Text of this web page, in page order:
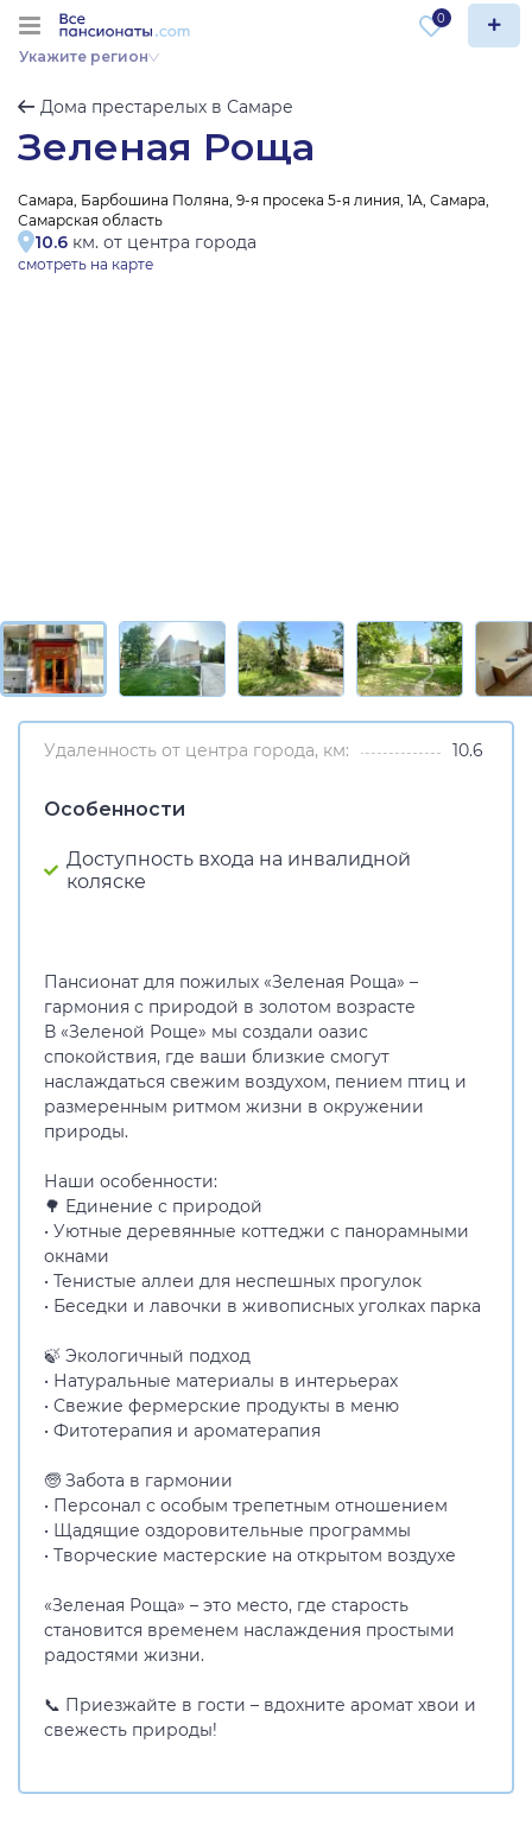
Укажите регион
0
Дома престарелых в Самаре
Зеленая Роща
Самара, Барбошина Поляна, 9-я просека 5-я линия, 1А, Самара,
Самарская область
10.6 км. от центра города
смотреть на карте
Удаленность от центра города, км: 10.6
Особенности
Доступность входа на инвалидной
коляске
Пансионат для пожилых «Зеленая Роща» –
гармония с природой в золотом возрасте
В «Зеленой Роще» мы создали оазис
спокойствия, где ваши близкие смогут
наслаждаться свежим воздухом, пением птиц и
размеренным ритмом жизни в окружении
природы.
Наши особенности:
🌳 Единение с природой
• Уютные деревянные коттеджи с панорамными
окнами
• Тенистые аллеи для неспешных прогулок
• Беседки и лавочки в живописных уголках парка
🍃 Экологичный подход
• Натуральные материалы в интерьерах
• Свежие фермерские продукты в меню
• Фитотерапия и ароматерапия
🧓 Забота в гармонии
• Персонал с особым трепетным отношением
• Щадящие оздоровительные программы
• Творческие мастерские на открытом воздухе
«Зеленая Роща» – это место, где старость
становится временем наслаждения простыми
радостями жизни.
📞 Приезжайте в гости – вдохните аромат хвои и
свежесть природы!